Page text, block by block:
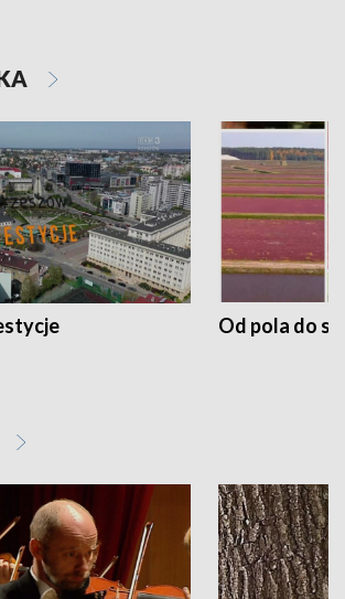
Od pola do